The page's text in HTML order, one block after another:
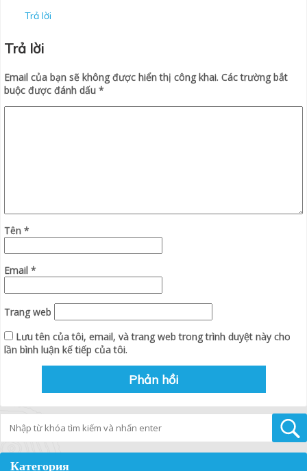
Trả lời
Trả lời
Email của bạn sẽ không được hiển thị công khai. Các trường bắt
buộc được đánh dấu *
Tên *
Email *
Trang web
Lưu tên của tôi, email, và trang web trong trình duyệt này cho
lần bình luận kế tiếp của tôi.
Категория